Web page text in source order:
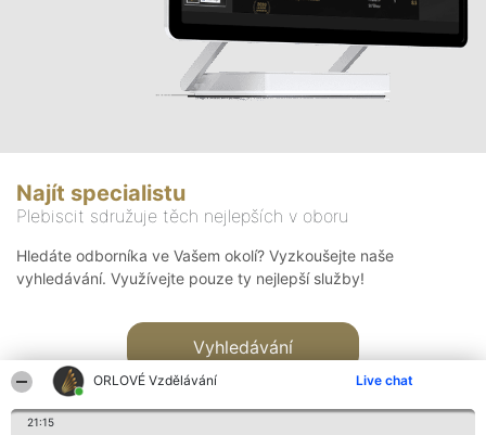
ORLOVÉ Vzdělávání Live chat
21:15
Najít specialistu
Plebiscit sdružuje těch nejlepších v oboru
Hledáte odborníka ve Vašem okolí? Vyzkoušejte naše
vyhledávání. Využívejte pouze ty nejlepší služby!
Vyhledávání